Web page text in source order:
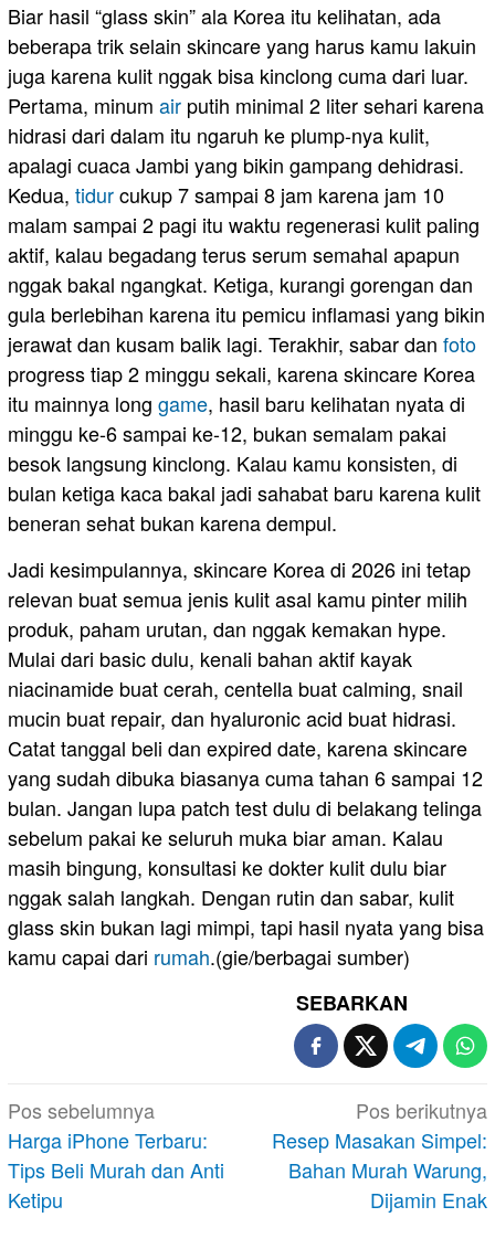
Biar hasil “glass skin” ala Korea itu kelihatan, ada
beberapa trik selain skincare yang harus kamu lakuin
juga karena kulit nggak bisa kinclong cuma dari luar.
Pertama, minum air putih minimal 2 liter sehari karena
hidrasi dari dalam itu ngaruh ke plump-nya kulit,
apalagi cuaca Jambi yang bikin gampang dehidrasi.
Kedua, tidurcukup 7 sampai 8 jam karena jam 10
malam sampai 2 pagi itu waktu regenerasi kulit paling
aktif, kalau begadang terus serum semahal apapun
nggak bakal ngangkat. Ketiga, kurangi gorengan dan
gula berlebihan karena itu pemicu inflamasi yang bikin
jerawat dan kusam balik lagi. Terakhir, sabar dan foto
progress tiap 2 minggu sekali, karena skincare Korea
itu mainnya long game, hasil baru kelihatan nyata di
minggu ke-6 sampai ke-12, bukan semalam pakai
besok langsung kinclong. Kalau kamu konsisten, di
bulan ketiga kaca bakal jadi sahabat baru karena kulit
beneran sehat bukan karena dempul.
Jadi kesimpulannya, skincare Korea di 2026 ini tetap
relevan buat semua jenis kulit asal kamu pinter milih
produk, paham urutan, dan nggak kemakan hype.
Mulai dari basic dulu, kenali bahan aktif kayak
niacinamide buat cerah, centella buat calming, snail
mucin buat repair, dan hyaluronic acid buat hidrasi.
Catat tanggal beli dan expired date, karena skincare
yang sudah dibuka biasanya cuma tahan 6 sampai 12
bulan. Jangan lupa patch test dulu di belakang telinga
sebelum pakai ke seluruh muka biar aman. Kalau
masih bingung, konsultasi ke dokter kulit dulu biar
nggak salah langkah. Dengan rutin dan sabar, kulit
glass skin bukan lagi mimpi, tapi hasil nyata yang bisa
kamu capai dari rumah.(gie/berbagai sumber)
SEBARKAN
Navigasi
pos
Pos sebelumnya
Harga iPhone Terbaru:
Tips Beli Murah dan Anti
Ketipu
Pos berikutnya
Resep Masakan Simpel:
Bahan Murah Warung,
Dijamin Enak